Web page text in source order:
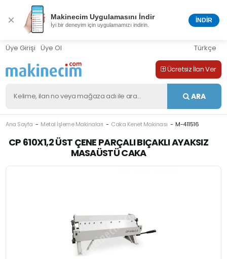
× Makinecim Uygulamasını İndir
İyi bir deneyim için uygulamamızı indirin.
İNDİR
Üye Girişi Üye Ol Türkçe
Ücretsiz İlan Ver
ARA
Ana Sayfa Metal İşleme Makinaları Caka Kenet Makinası M-411516
CP 610X1,2 ÜST ÇENE PARÇALI BIÇAKLI AYAKSIZ
MASAÜSTÜ CAKA